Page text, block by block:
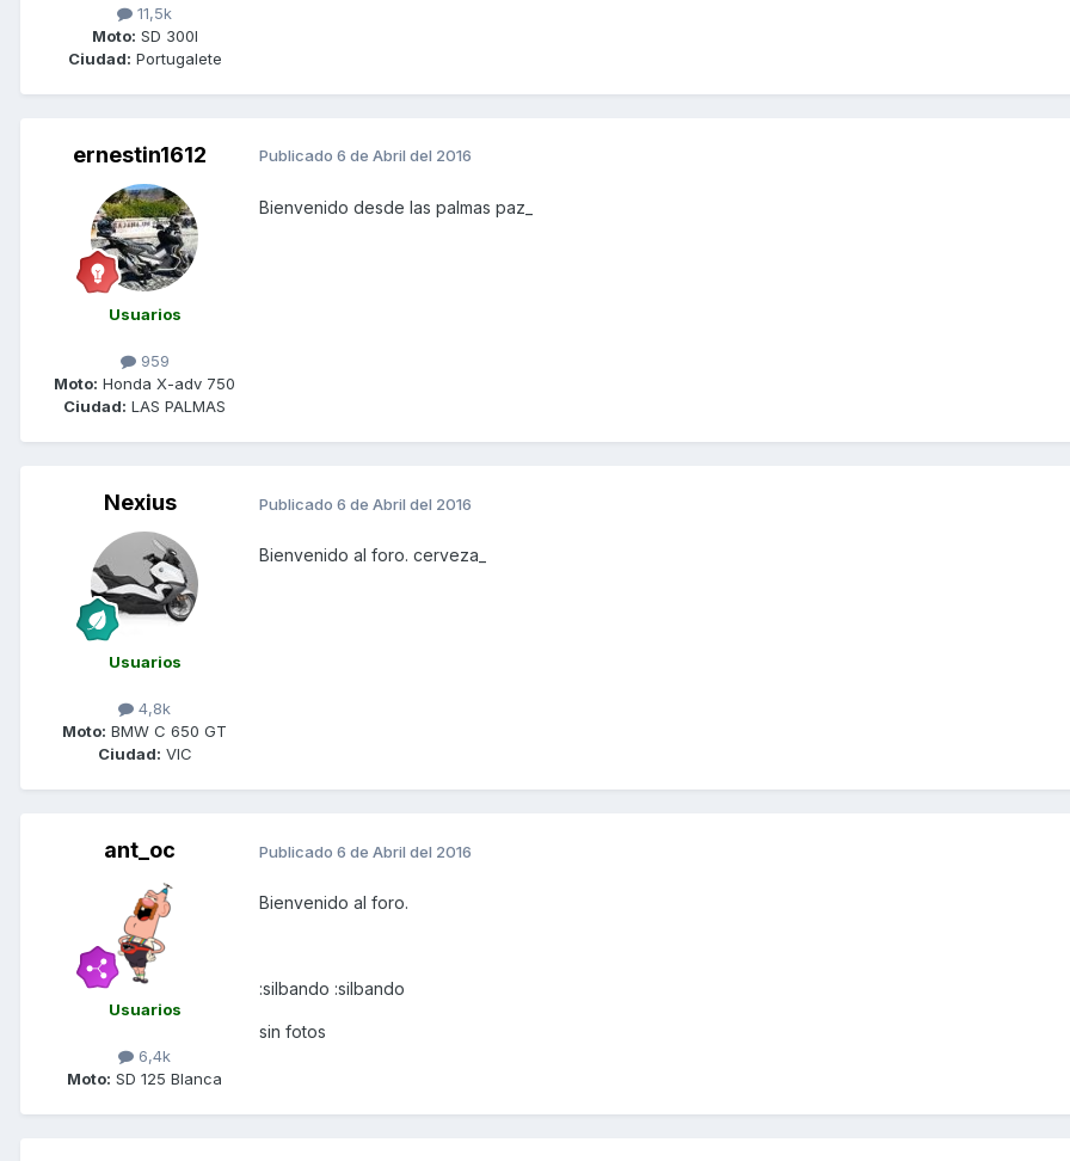
11,5k
Moto: SD 300I
Ciudad: Portugalete
ernestin1612
Usuarios
959
Moto: Honda X-adv 750
Ciudad: LAS PALMAS
Publicado 6 de Abril del 2016
Bienvenido desde las palmas paz_
Nexius
Usuarios
4,8k
Moto: BMW C 650 GT
Ciudad: VIC
Publicado 6 de Abril del 2016
Bienvenido al foro. cerveza_
ant_oc
Usuarios
6,4k
Moto: SD 125 Blanca
Publicado 6 de Abril del 2016
Bienvenido al foro.
:silbando :silbando
sin fotos